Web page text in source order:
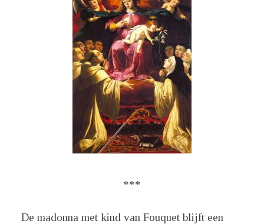
***
De madonna met kind van Fouquet blijft een